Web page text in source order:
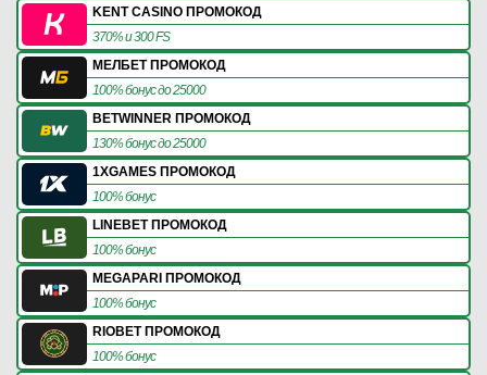
KENT CASINO ПРОМОКОД
370% и 300 FS
МЕЛБЕТ ПРОМОКОД
100% бонус до 25000
BETWINNER ПРОМОКОД
130% бонус до 25000
1XGAMES ПРОМОКОД
100% бонус
LINEBET ПРОМОКОД
100% бонус
MEGAPARI ПРОМОКОД
100% бонус
RIOBET ПРОМОКОД
100% бонус